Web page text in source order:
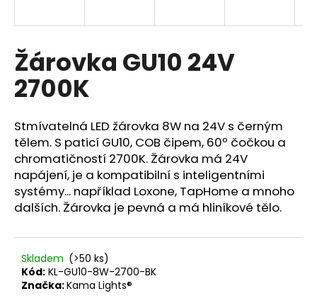
Žárovka GU10 24V
2700K
Stmívatelná LED žárovka 8W na 24V s černým
tělem. S paticí GU10, COB čipem, 60º čočkou a
chromatičností 2700K. Žárovka má 24V
napájení, je a kompatibilní s inteligentními
systémy... například Loxone, TapHome a mnoho
dalších. Žárovka je pevná a má hliníkové tělo.
Skladem (>50 ks)
Kód: KL-GU10-8W-2700-BK
Značka:Kama Lights®
í
t
?
HLEDAT
o
p
o